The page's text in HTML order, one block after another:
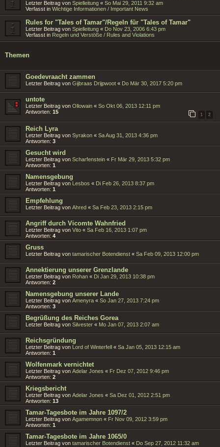
Letzter Beitrag von Spielleitung « So Mai 29, 2011 9:32 am
Verfasst in Wichtige Informationen / Important News
Rules for "Tales of Tamar"/Regeln für "Tales of Tamar"
Letzter Beitrag von Spielleitung « Do Nov 23, 2006 6:43 pm
Verfasst in Regeln und Verstöße / Rules and Violations
Themen
Goedevraacht zammen
Letzter Beitrag von Gijbraas Drijpwoot « Do Mär 30, 2017 5:20 pm
untote
Letzter Beitrag von Ollowain « So Okt 06, 2013 12:11 pm
Antworten: 15
1 2
Reich Lyra
Letzter Beitrag von Syrakon « Sa Aug 31, 2013 4:36 pm
Antworten: 3
Gesucht wird
Letzter Beitrag von Scharfenstein « Fr Mär 29, 2013 5:32 pm
Antworten: 1
Namensgebung
Letzter Beitrag von Lesbos « Di Feb 26, 2013 8:37 pm
Antworten: 1
Empfehlung
Letzter Beitrag von Ahred « Sa Feb 23, 2013 2:15 pm
Angriff durch Vicomte Wahnfried
Letzter Beitrag von Vito « Sa Feb 16, 2013 1:07 pm
Antworten: 4
Gruss
Letzter Beitrag von tamarischer Botendienst « Sa Feb 09, 2013 12:00 pm
Annektierung unserer Grenzlande
Letzter Beitrag von Rohan « Di Jan 29, 2013 10:38 pm
Antworten: 2
Namensgebung unserer Lande
Letzter Beitrag von Amenyra « So Jan 27, 2013 7:24 pm
Antworten: 3
Begrüßung des Reiches Gorea
Letzter Beitrag von Silvester « Mo Jan 07, 2013 2:07 am
Reichsgründung
Letzter Beitrag von Lord of Winterfell « Sa Jan 05, 2013 12:15 am
Antworten: 1
Wolfenmark vernichtet
Letzter Beitrag von Adelar Jones « Fr Dez 07, 2012 9:46 pm
Antworten: 2
Kriegsbericht
Letzter Beitrag von Adelar Jones « Sa Dez 01, 2012 2:51 pm
Antworten: 13
Tamar-Tagesbote im Jahre 1097/2
Letzter Beitrag von Agamemnon « Fr Nov 09, 2012 3:59 pm
Antworten: 1
Tamar-Tagesbote im Jahre 1065/0
Letzter Beitrag von tamarischer Botendienst « Do Sep 27, 2012 11:32 am